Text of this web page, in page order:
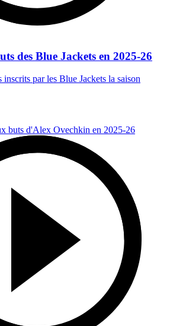
des Blue Jackets en 2025-26
par les Blue Jackets la saison